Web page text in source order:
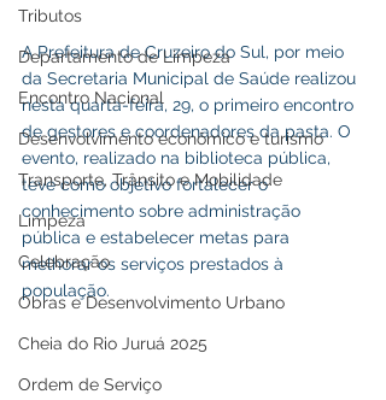
Tributos
Departamento de Limpeza
Encontro Nacional
Desenvolvimento econômico e turismo
Transporte, Trânsito e Mobilidade
Limpeza
Celebração
Obras e Desenvolvimento Urbano
Cheia do Rio Juruá 2025
Ordem de Serviço
A Prefeitura de Cruzeiro do Sul, por meio
da Secretaria Municipal de Saúde realizou
nesta quarta-feira, 29, o primeiro encontro
de gestores e coordenadores da pasta. O
evento, realizado na biblioteca pública,
teve como objetivo fortalecer o
conhecimento sobre administração
pública e estabelecer metas para
melhorar os serviços prestados à
população.